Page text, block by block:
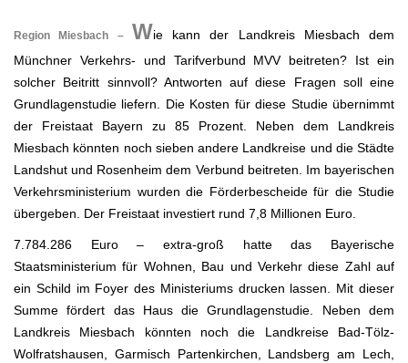
Region Miesbach – Wie kann der Landkreis Miesbach dem
Münchner Verkehrs- und Tarifverbund MVV beitreten? Ist ein
solcher Beitritt sinnvoll? Antworten auf diese Fragen soll eine
Grundlagenstudie liefern. Die Kosten für diese Studie übernimmt
der Freistaat Bayern zu 85 Prozent. Neben dem Landkreis
Miesbach könnten noch sieben andere Landkreise und die Städte
Landshut und Rosenheim dem Verbund beitreten. Im bayerischen
Verkehrsministerium wurden die Förderbescheide für die Studie
übergeben. Der Freistaat investiert rund 7,8 Millionen Euro.
7.784.286 Euro – extra-groß hatte das Bayerische
Staatsministerium für Wohnen, Bau und Verkehr diese Zahl auf
ein Schild im Foyer des Ministeriums drucken lassen. Mit dieser
Summe fördert das Haus die Grundlagenstudie. Neben dem
Landkreis Miesbach könnten noch die Landkreise Bad-Tölz-
Wolfratshausen, Garmisch Partenkirchen, Landsberg am Lech,